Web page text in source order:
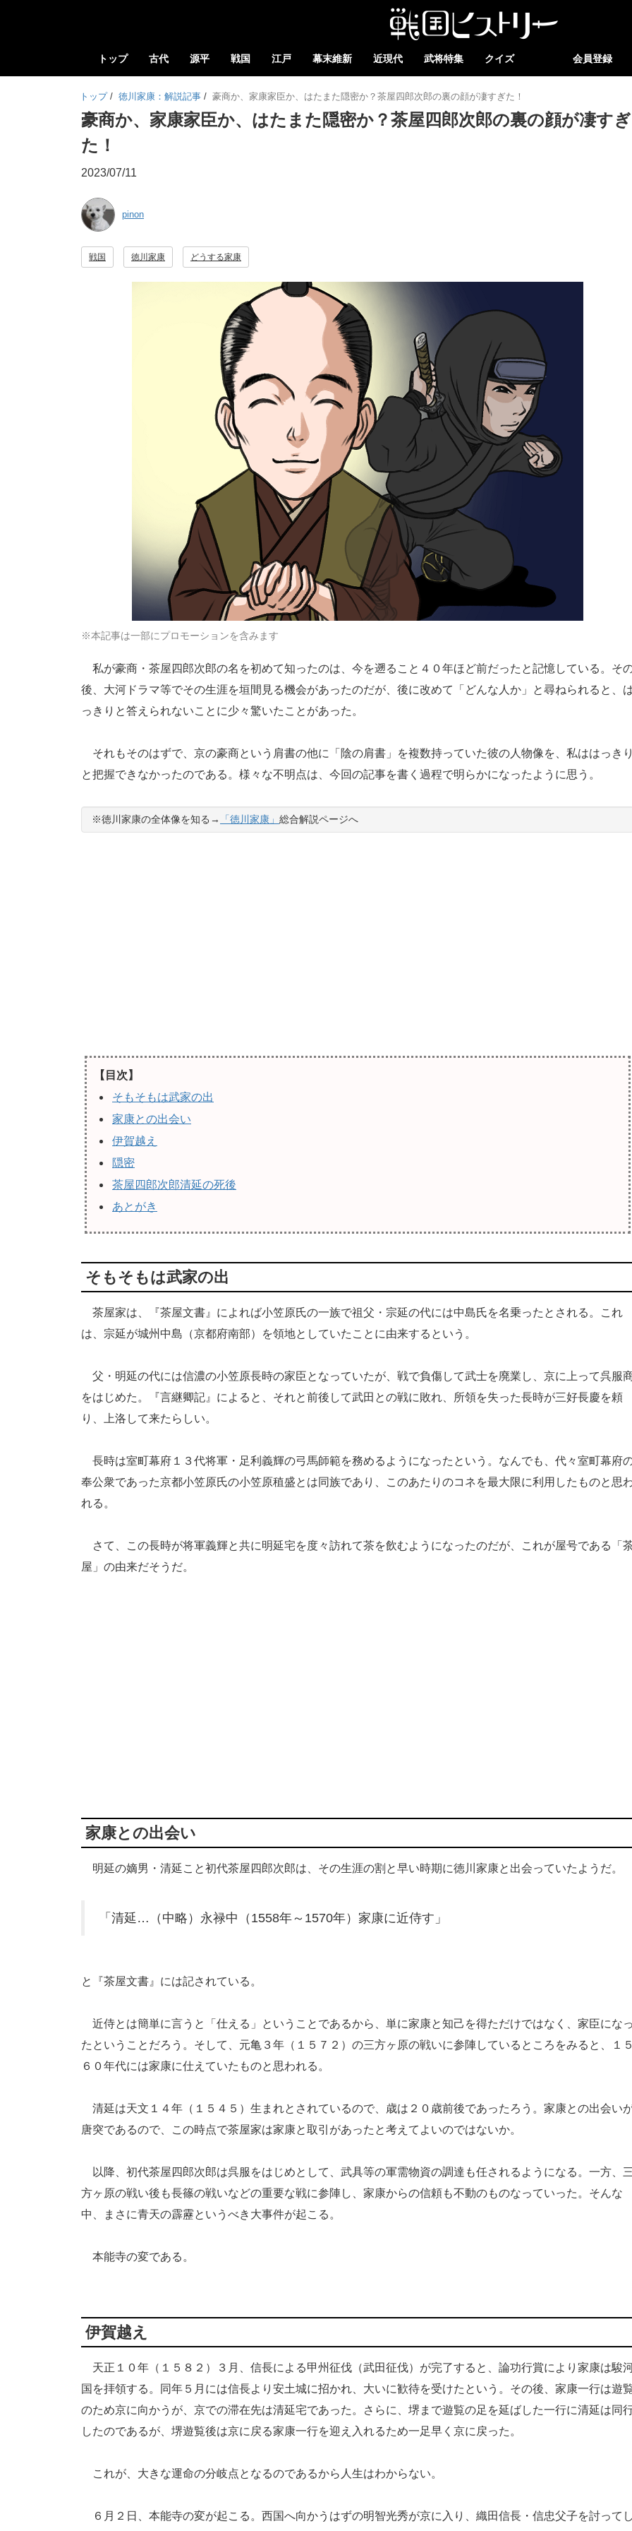
トップ 古代 源平 戦国 江戸 幕末維新 近現代 武将特集 クイズ 会員登録
トップ / 徳川家康：解説記事 / 豪商か、家康家臣か、はたまた隠密か？茶屋四郎次郎の裏の顔が凄すぎた！
豪商か、家康家臣か、はたまた隠密か？茶屋四郎次郎の裏の顔が凄すぎ
た！
2023/07/11
pinon
戦国 徳川家康 どうする家康
※本記事は一部にプロモーションを含みます
私が豪商・茶屋四郎次郎の名を初めて知ったのは、今を遡ること４０年ほど前だったと記憶している。そ
後、大河ドラマ等でその生涯を垣間見る機会があったのだが、後に改めて「どんな人か」と尋ねられると、
っきりと答えられないことに少々驚いたことがあった。
それもそのはずで、京の豪商という肩書の他に「陰の肩書」を複数持っていた彼の人物像を、私ははっきり
と把握できなかったのである。様々な不明点は、今回の記事を書く過程で明らかになったように思う。
※徳川家康の全体像を知る→ 「徳川家康」 総合解説ページへ
【目次】
そもそもは武家の出
家康との出会い
伊賀越え
隠密
茶屋四郎次郎清延の死後
あとがき
そもそもは武家の出
茶屋家は、『茶屋文書』によれば小笠原氏の一族で祖父・宗延の代には中島氏を名乗ったとされる。これ
は、宗延が城州中島（京都府南部）を領地としていたことに由来するという。
父・明延の代には信濃の小笠原長時の家臣となっていたが、戦で負傷して武士を廃業し、京に上って呉服
をはじめた。『言継卿記』によると、それと前後して武田との戦に敗れ、所領を失った長時が三好長慶を頼
り、上洛して来たらしい。
長時は室町幕府１３代将軍・足利義輝の弓馬師範を務めるようになったという。なんでも、代々室町幕府
奉公衆であった京都小笠原氏の小笠原稙盛とは同族であり、このあたりのコネを最大限に利用したものと思
れる。
さて、この長時が将軍義輝と共に明延宅を度々訪れて茶を飲むようになったのだが、これが屋号である「
屋」の由来だそうだ。
家康との出会い
明延の嫡男・清延こと初代茶屋四郎次郎は、その生涯の割と早い時期に徳川家康と出会っていたようだ。
「清延…（中略）永禄中（1558年～1570年）家康に近侍す」
と『茶屋文書』には記されている。
近侍とは簡単に言うと「仕える」ということであるから、単に家康と知己を得ただけではなく、家臣になっ
たということだろう。そして、元亀３年（１５７２）の三方ヶ原の戦いに参陣しているところをみると、１５
６０年代には家康に仕えていたものと思われる。
清延は天文１４年（１５４５）生まれとされているので、歳は２０歳前後であったろう。家康との出会い
唐突であるので、この時点で茶屋家は家康と取引があったと考えてよいのではないか。
以降、初代茶屋四郎次郎は呉服をはじめとして、武具等の軍需物資の調達も任されるようになる。一方、
方ヶ原の戦い後も長篠の戦いなどの重要な戦に参陣し、家康からの信頼も不動のものなっていった。そんな
中、まさに青天の霹靂というべき大事件が起こる。
本能寺の変である。
伊賀越え
天正１０年（１５８２）３月、信長による甲州征伐（武田征伐）が完了すると、論功行賞により家康は駿
国を拝領する。同年５月には信長より安土城に招かれ、大いに歓待を受けたという。その後、家康一行は遊
のため京に向かうが、京での滞在先は清延宅であった。さらに、堺まで遊覧の足を延ばした一行に清延は同
したのであるが、堺遊覧後は京に戻る家康一行を迎え入れるため一足早く京に戻った。
これが、大きな運命の分岐点となるのであるから人生はわからない。
６月２日、本能寺の変が起こる。西国へ向かうはずの明智光秀が京に入り、織田信長・信忠父子を討ってし